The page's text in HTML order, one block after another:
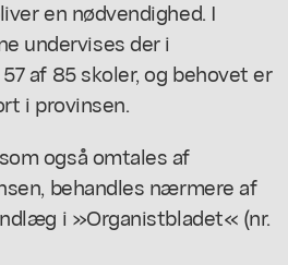
en nødvendighed. I
undervises der i
af 85 skoler, og behovet er
i provinsen.
også omtales af
behandles nærmere af
i »Organistbladet« (nr.